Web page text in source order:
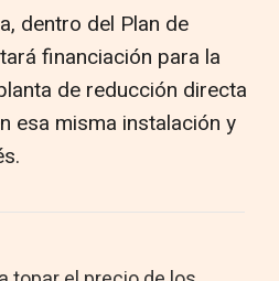
dentro del Plan de
financiación para la
de reducción directa
esa misma instalación y